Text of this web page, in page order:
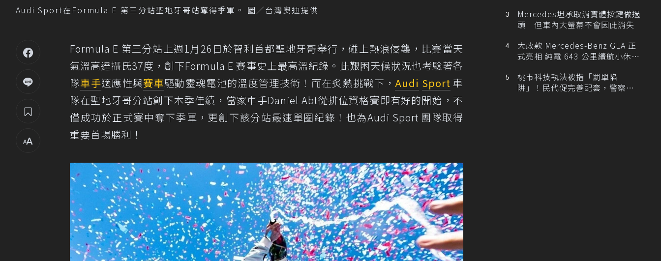
Audi Sport在Formula E 第三分站聖地牙哥站奪得季軍。 圖／台灣奧迪提供
Formula E 第三分站上週1月26日於智利首都聖地牙哥舉行，碰上熱浪侵襲，比賽當天
氣溫高達攝氏37度，創下Formula E 賽事史上最高溫紀錄。此艱困天候狀況也考驗著各
隊車手適應性與賽車驅動靈魂電池的溫度管理技術！而在炙熱挑戰下，Audi Sport 車
隊在聖地牙哥分站創下本季佳績，當家車手Daniel Abt從排位資格賽即有好的開始，不
僅成功於正式賽中奪下季軍，更創下該分站最速單圈紀錄！也為Audi Sport 團隊取得
重要首場勝利！
Mercedes坦承取消實體按鍵做過
頭 但車內大螢幕不會因此消失
大改款 Mercedes-Benz GLA 正
式亮相 純電 643 公里續航小休
桃市科技執法被指「罰單陷
阱」！民代促完善配套，警察局